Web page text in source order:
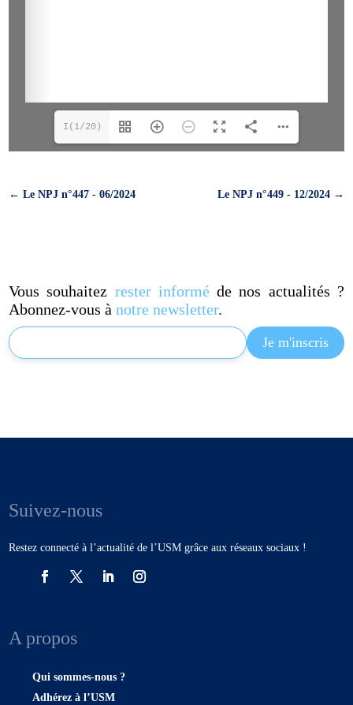
I(1/20)
←Le NPJ n°447 - 06/2024 Le NPJ n°449 - 12/2024→
Vous souhaitez rester informéde nos actualités ?
Abonnez-vous ànotre newsletter.
Suivez-nous
Restez connecté à l’actualité de l’USM grâce aux réseaux sociaux !
A propos
Qui sommes-nous ?
Adhérez à l’USM